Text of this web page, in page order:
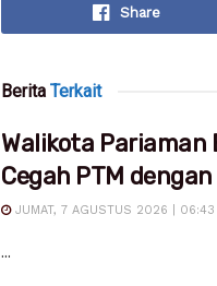
Share
Berita Terkait
Walikota Pariaman
Cegah PTM dengan
JUMAT, 7 AGUSTUS 2026 | 06:43
...